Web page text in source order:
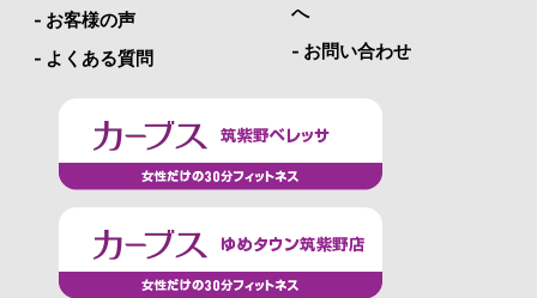
- お客様の声
- よくある質問
へ
- お問い合わせ